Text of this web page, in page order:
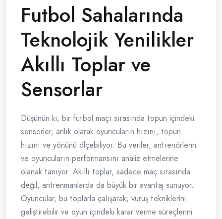
Futbol Sahalarında
Teknolojik Yenilikler
Akıllı Toplar ve
Sensorlar
Düşünün ki, bir futbol maçı sırasında topun içindeki
sensörler, anlık olarak oyuncuların hızını, topun
hızını ve yönünü ölçebiliyor. Bu veriler, antrenörlerin
ve oyuncuların performansını analiz etmelerine
olanak tanıyor. Akıllı toplar, sadece maç sırasında
değil, antrenmanlarda da büyük bir avantaj sunuyor.
Oyuncular, bu toplarla çalışarak, vuruş tekniklerini
geliştirebilir ve oyun içindeki karar verme süreçlerini